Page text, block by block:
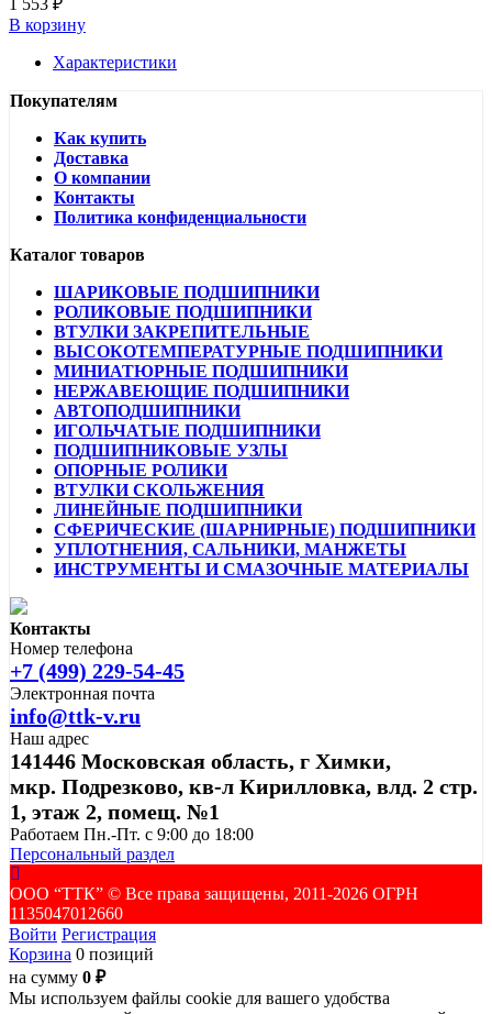
1 553 ₽
В корзину
Характеристики
Покупателям
Как купить
Доставка
О компании
Контакты
Политика конфиденциальности
Каталог товаров
ШАРИКОВЫЕ ПОДШИПНИКИ
РОЛИКОВЫЕ ПОДШИПНИКИ
ВТУЛКИ ЗАКРЕПИТЕЛЬНЫЕ
ВЫСОКОТЕМПЕРАТУРНЫЕ ПОДШИПНИКИ
МИНИАТЮРНЫЕ ПОДШИПНИКИ
НЕРЖАВЕЮЩИЕ ПОДШИПНИКИ
АВТОПОДШИПНИКИ
ИГОЛЬЧАТЫЕ ПОДШИПНИКИ
ПОДШИПНИКОВЫЕ УЗЛЫ
ОПОРНЫЕ РОЛИКИ
ВТУЛКИ СКОЛЬЖЕНИЯ
ЛИНЕЙНЫЕ ПОДШИПНИКИ
СФЕРИЧЕСКИЕ (ШАРНИРНЫЕ) ПОДШИПНИКИ
УПЛОТНЕНИЯ, САЛЬНИКИ, МАНЖЕТЫ
ИНСТРУМЕНТЫ И СМАЗОЧНЫЕ МАТЕРИАЛЫ
Контакты
Номер телефона
+7 (499) 229-54-45
Электронная почта
info@ttk-v.ru
Наш адрес
141446 Московская область, г Химки,
мкр. Подрезково, кв-л Кирилловка, влд. 2 стр.
1, этаж 2, помещ. №1
Работаем Пн.-Пт. с 9:00 до 18:00
Персональный раздел
ООО “ТТК” ©️ Все права защищены, 2011-2026 ОГРН
1135047012660
Войти Регистрация
Корзина 0 позиций
на сумму 0 ₽
Мы используем файлы cookie для вашего удобства